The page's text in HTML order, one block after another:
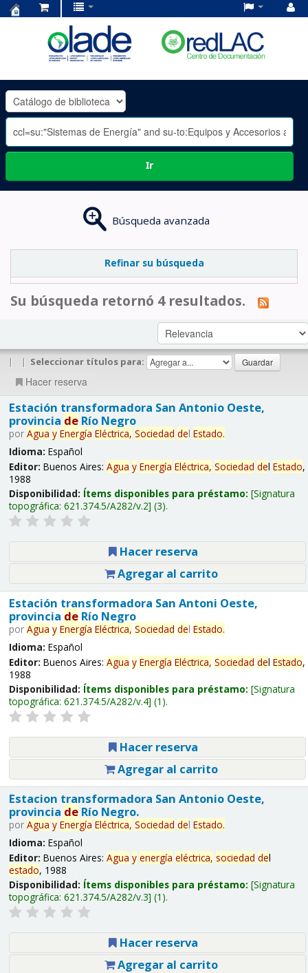
OLADE
-
Ir
Búsqueda avanzada
Refinar su búsqueda
Su búsqueda retornó 4 resultados.
| | Seleccionar títulos para:
Hacer reserva
Estación transformadora San Antonio Oeste,
provincia deRío Negro
por Agua y Energía Eléctrica, Sociedad del Estado.
Idioma: Español
Editor: Buenos Aires: Agua y Energía Eléctrica, Sociedad del Estado,
1988
Disponibilidad: Ítems disponibles para préstamo: Signatura
topográfica: 621.374.5/A282/v.2 (3).
Hacer reserva
Agregar al carrito
Estación transformadora San Antoni Oeste,
provincia deRío Negro
por Agua y Energía Eléctrica, Sociedad del Estado.
Idioma: Español
Editor: Buenos Aires: Agua y Energía Eléctrica, Sociedad del Estado,
1988
Disponibilidad: Ítems disponibles para préstamo: Signatura
topográfica: 621.374.5/A282/v.4 (1).
Hacer reserva
Agregar al carrito
Estacion transformadora San Antonio Oeste,
provincia deRío Negro.
por Agua y Energía Eléctrica, Sociedad del Estado.
Idioma: Español
Editor: Buenos Aires: Agua y energía eléctrica, sociedad del
estado, 1988
Disponibilidad: Ítems disponibles para préstamo: Signatura
topográfica: 621.374.5/A282/v.3 (1).
Hacer reserva
Agregar al carrito